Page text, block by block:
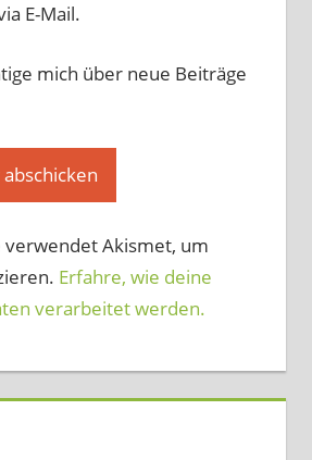
E-Mail.
mich über neue Beiträge
verwendet Akismet, um
Erfahre, wie deine
verarbeitet werden.